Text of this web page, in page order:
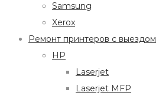
Samsung
Xerox
Ремонт принтеров с выездом
HP
Laserjet
Laserjet MFP